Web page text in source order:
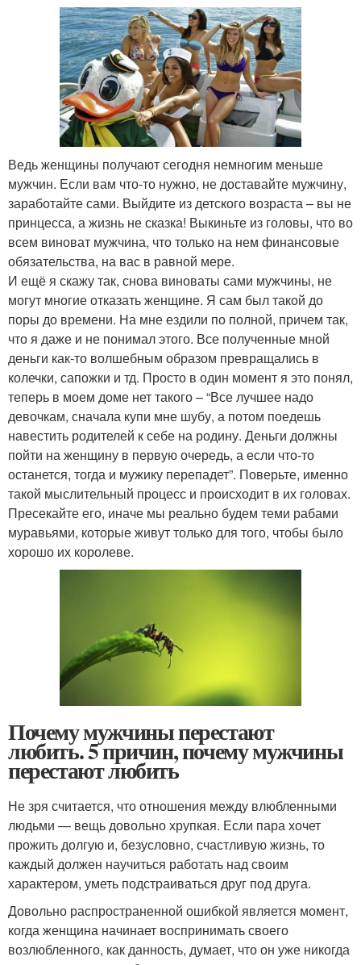
Ведь женщины получают сегодня немногим меньше
мужчин. Если вам что-то нужно, не доставайте мужчину,
заработайте сами. Выйдите из детского возраста – вы не
принцесса, а жизнь не сказка! Выкиньте из головы, что во
всем виноват мужчина, что только на нем финансовые
обязательства, на вас в равной мере.
И ещё я скажу так, снова виноваты сами мужчины, не
могут многие отказать женщине. Я сам был такой до
поры до времени. На мне ездили по полной, причем так,
что я даже и не понимал этого. Все полученные мной
деньги как-то волшебным образом превращались в
колечки, сапожки и тд. Просто в один момент я это понял,
теперь в моем доме нет такого – “Все лучшее надо
девочкам, сначала купи мне шубу, а потом поедешь
навестить родителей к себе на родину. Деньги должны
пойти на женщину в первую очередь, а если что-то
останется, тогда и мужику перепадет”. Поверьте, именно
такой мыслительный процесс и происходит в их головах.
Пресекайте его, иначе мы реально будем теми рабами
муравьями, которые живут только для того, чтобы было
хорошо их королеве.
Почему мужчины перестают
любить. 5 причин, почему мужчины
перестают любить
Не зря считается, что отношения между влюбленными
людьми — вещь довольно хрупкая. Если пара хочет
прожить долгую и, безусловно, счастливую жизнь, то
каждый должен научиться работать над своим
характером, уметь подстраиваться друг под друга.
Довольно распространенной ошибкой является момент,
когда женщина начинает воспринимать своего
возлюбленного, как данность, думает, что он уже никогда